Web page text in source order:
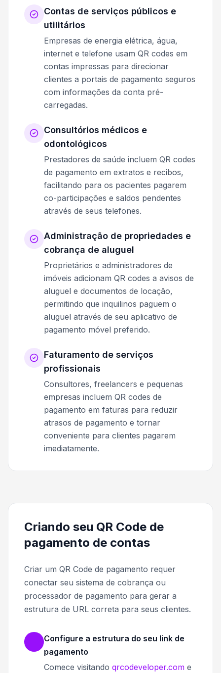
Contas de serviços públicos e
utilitários
Empresas de energia elétrica, água,
internet e telefone usam QR codes em
contas impressas para direcionar
clientes a portais de pagamento seguros
com informações da conta pré-
carregadas.
Consultórios médicos e
odontológicos
Prestadores de saúde incluem QR codes
de pagamento em extratos e recibos,
facilitando para os pacientes pagarem
co-participações e saldos pendentes
através de seus telefones.
Administração de propriedades e
cobrança de aluguel
Proprietários e administradores de
imóveis adicionam QR codes a avisos de
aluguel e documentos de locação,
permitindo que inquilinos paguem o
aluguel através de seu aplicativo de
pagamento móvel preferido.
Faturamento de serviços
profissionais
Consultores, freelancers e pequenas
empresas incluem QR codes de
pagamento em faturas para reduzir
atrasos de pagamento e tornar
conveniente para clientes pagarem
imediatamente.
Criando seu QR Code de
pagamento de contas
Criar um QR Code de pagamento requer
conectar seu sistema de cobrança ou
processador de pagamento para gerar a
estrutura de URL correta para seus clientes.
Configure a estrutura do seu link de
pagamento
Comece visitando qrcodeveloper.com e